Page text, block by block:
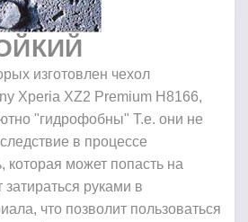
изготовлен чехол
Xperia XZ2 Premium H8166,
"гидрофобны" Т.е. они не
в процессе
которая может попасть на
затираться руками в
что позволит пользоваться